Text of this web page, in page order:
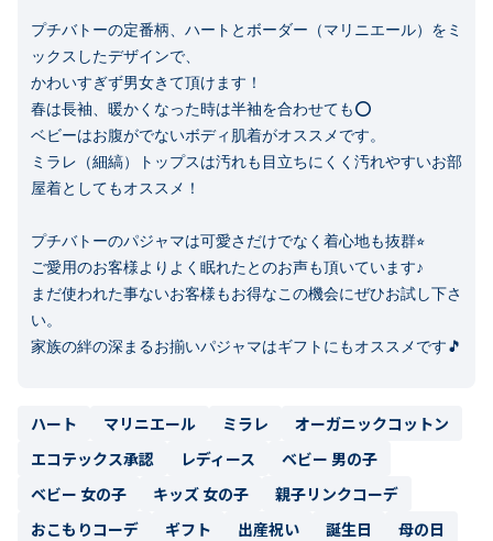
プチバトーの定番柄、ハートとボーダー（マリニエール）をミ
ックスしたデザインで、
かわいすぎず男女きて頂けます！
春は長袖、暖かくなった時は半袖を合わせても⭕️
ベビーはお腹がでないボディ肌着がオススメです。
ミラレ（細縞）トップスは汚れも目立ちにくく汚れやすいお部
屋着としてもオススメ！
プチバトーのパジャマは可愛さだけでなく着心地も抜群⭐︎
ご愛用のお客様よりよく眠れたとのお声も頂いています♪
まだ使われた事ないお客様もお得なこの機会にぜひお試し下さ
い。
ハート マリニエール ミラレ
オーガニックコットン
エコテックス承認
レディース
ベビー 男の子
ベビー 女の子
キッズ 女の子
親子リンクコーデ
おこもりコーデ
ギフト 出産祝い 誕生日
母の日